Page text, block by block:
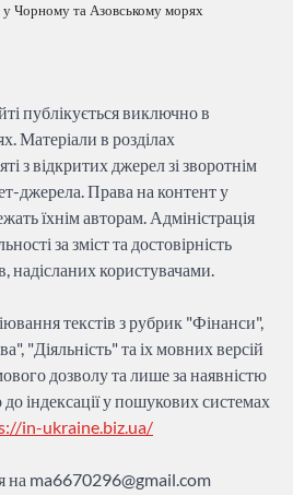
Чорному та Азовському морях
публікується виключно в
Матеріали в розділах
з відкритих джерел зі зворотнім
джерела. Права на контент у
їхнім авторам. Адміністрація
за зміст та достовірність
надісланих користувачами.
текстів з рубрик "Фінанси",
"Діяльність" та іх мовних версій
дозволу та лише за наявністю
індексації у пошукових системах
in-ukraine.biz.ua/
на ma6670296@gmail.com